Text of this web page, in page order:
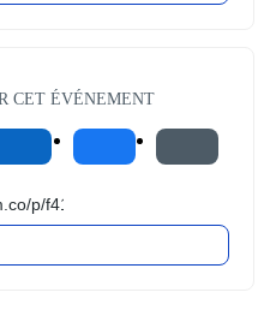
CET ÉVÉNEMENT